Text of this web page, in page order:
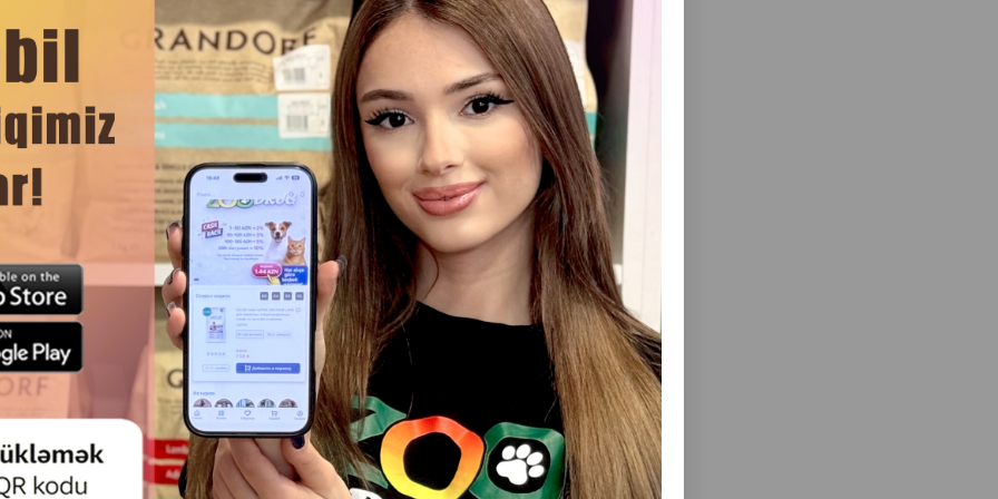
чистый и ровный срез и подходит как для домашних
более удобным.
живой ткани
Смотреть Все
NUNBELL PET NAIL CLIPPER
СОБАК И КОШЕК #2109.
КОГТЕРЕЗ NUNBELL #1009 PET NAIL
CLIPPER ДЛЯ СОБАК И КОШЕК.
ИНСТРУМЕНТ ДЛЯ УХОДА ЗА КОГТЯМИ